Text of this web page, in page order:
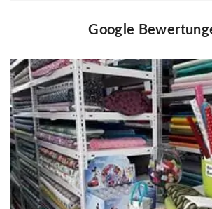
Google